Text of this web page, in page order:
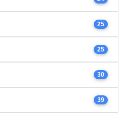
25
25
30
39